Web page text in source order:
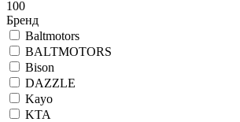
100
Бренд
Baltmotors
BALTMOTORS
Bison
DAZZLE
Kayo
KTA